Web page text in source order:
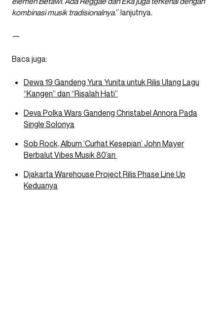
kombinasi musik tradisionalnya.” lanjutnya.
—
Baca juga:
Dewa 19 Gandeng Yura Yunita untuk Rilis Ulang Lagu
“Kangen” dan “Risalah Hati”
Deva Polka Wars Gandeng Christabel Annora Pada
Single Solonya
Sob Rock, Album ‘Curhat Kesepian’ John Mayer
Berbalut Vibes Musik 80’an
Djakarta Warehouse Project Rilis Phase Line Up
Keduanya